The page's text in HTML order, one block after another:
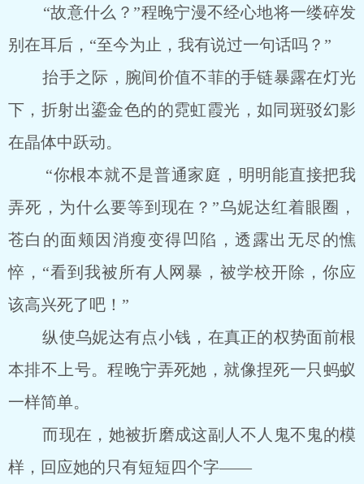
“故意什么？”程晚宁漫不经心地将一缕碎发
别在耳后，“至今为止，我有说过一句话吗？”
抬手之际，腕间价值不菲的手链暴露在灯光
下，折射出鎏金色的的霓虹霞光，如同斑驳幻影
在晶体中跃动。
“你根本就不是普通家庭，明明能直接把我
弄死，为什么要等到现在？”乌妮达红着眼圈，
苍白的面颊因消瘦变得凹陷，透露出无尽的憔
悴，“看到我被所有人网暴，被学校开除，你应
该高兴死了吧！”
纵使乌妮达有点小钱，在真正的权势面前根
本排不上号。程晚宁弄死她，就像捏死一只蚂蚁
一样简单。
而现在，她被折磨成这副人不人鬼不鬼的模
样，回应她的只有短短四个字――